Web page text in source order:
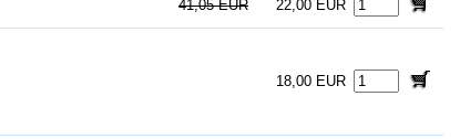
41,05 EUR 22,00 EUR
18,00 EUR